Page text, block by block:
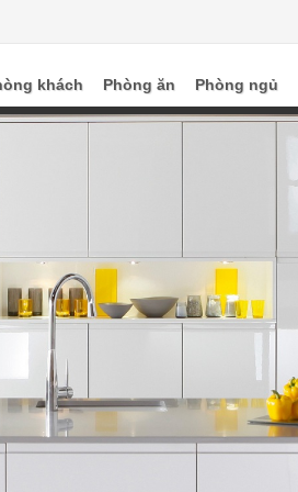
khách Phòng ăn Phòng ngủ